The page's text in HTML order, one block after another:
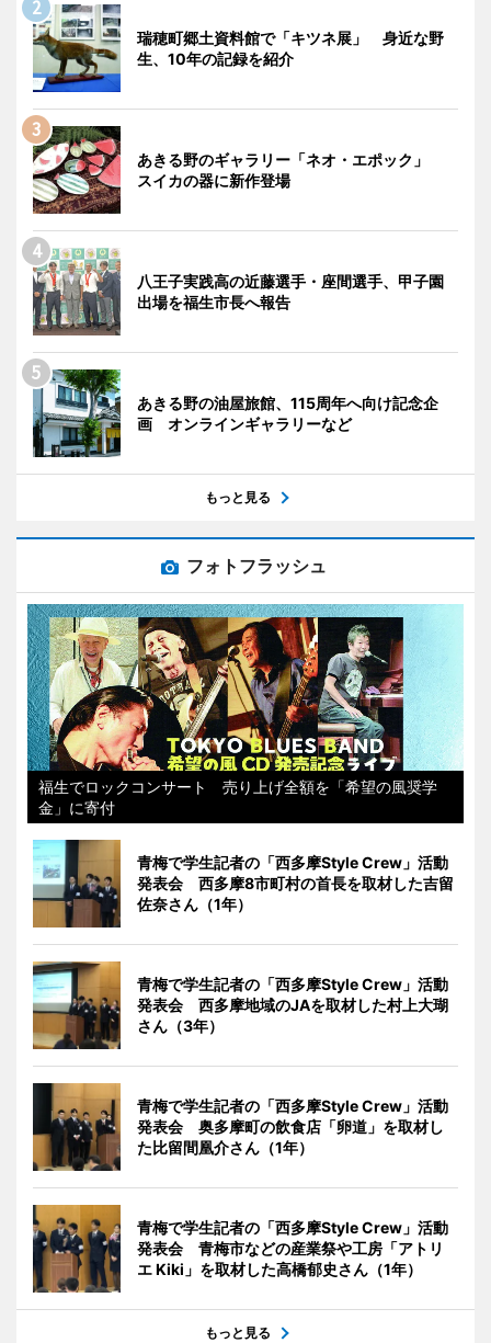
瑞穂町郷土資料館で「キツネ展」 身近な野
生、10年の記録を紹介
あきる野のギャラリー「ネオ・エポック」
スイカの器に新作登場
八王子実践高の近藤選手・座間選手、甲子園
出場を福生市長へ報告
あきる野の油屋旅館、115周年へ向け記念企
画 オンラインギャラリーなど
もっと見る
フォトフラッシュ
福生でロックコンサート 売り上げ全額を「希望の風奨学
金」に寄付
青梅で学生記者の「西多摩Style Crew」活動
発表会 西多摩8市町村の首長を取材した吉留
佐奈さん（1年）
青梅で学生記者の「西多摩Style Crew」活動
発表会 西多摩地域のJAを取材した村上大瑚
さん（3年）
青梅で学生記者の「西多摩Style Crew」活動
発表会 奥多摩町の飲食店「卵道」を取材し
た比留間凰介さん（1年）
青梅で学生記者の「西多摩Style Crew」活動
発表会 青梅市などの産業祭や工房「アトリ
エ Kiki」を取材した高橋郁史さん（1年）
もっと見る